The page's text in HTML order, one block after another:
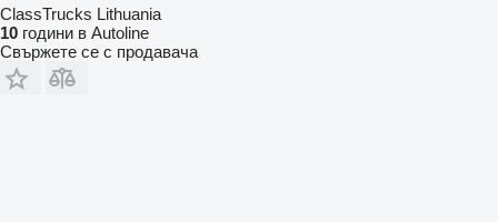
ClassTrucks Lithuania
10 години в Autoline
Свържете се с продавача